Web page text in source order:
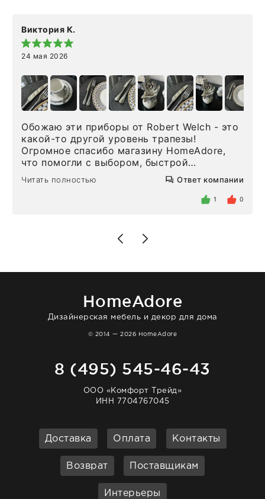
Виктория К.
24 мая 2026
Обожаю эти приборы от Robert Welch - это
какой-то другой уровень трапезы!
Огромное спасибо магазину HomeAdore,
что помогли с выбором, быстрой
доставкой и высоким сервисом. Один раз
была здесь лично, забирала чайные ложки,
внутри очень много антикварной посуды,
Позже заказывала остальные приборы -
доставили сдэком на следующий день к
отвечает очень быстро. Взаимодействием
Читать полностью Ответ компании
1 0
HomeAdore
Дизайнерская мебель и декор для дома
© 2014 — 2026 HomeAdore
8 (495) 545-46-43
ООО «Комфорт Трейд»
ИНН 7704767045
Доставка Оплата Контакты
Возврат Поставщикам
Интерьеры